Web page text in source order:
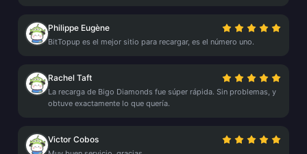
Philippe Eugène
BitTopup es el mejor sitio para recargar, es el número uno.
Rachel Taft
La recarga de Bigo Diamonds fue súper rápida. Sin problemas, y
obtuve exactamente lo que quería.
Victor Cobos